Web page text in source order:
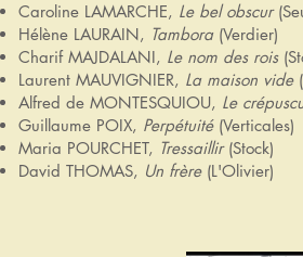
Caroline LAMARCHE, Le bel obscur
Hélène LAURAIN, Tambora (Verdier)
Charif MAJDALANI, Le nom des rois
Laurent MAUVIGNIER, La maison vide
Alfred de MONTESQUIOU, Le
Guillaume POIX, Perpétuité(Verticales)
Maria POURCHET, Tressaillir(Stock)
David THOMAS, Un frère(L'Olivier)